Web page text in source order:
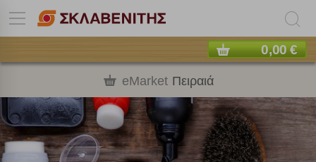
0,00 €
eMarket Πειραιά